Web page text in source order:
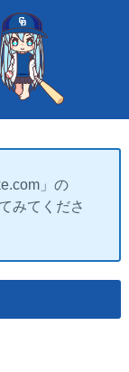
」の
みてくださ